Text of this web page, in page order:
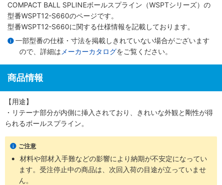
COMPACT BALL SPLINEボールスプライン（WSPTシリーズ） の
型番WSPT12-S660のページです。
型番WSPT12-S660に関する仕様情報を記載しております。
一部型番の仕様・寸法を掲載しきれていない場合がございます
ので、詳細は メーカーカタログをご覧ください。
商品情報
【用途】
・リテーナ部分が内側に挿入されており、きれいな外観と剛性が得
られるボールスプライン。
ご注意
材料や部材入手難などの影響により納期が不安定になってい
ます。受注停止中の商品は、次回入荷の目途が立っていませ
ん。